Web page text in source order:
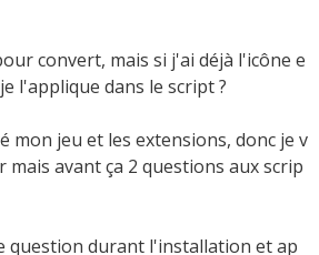
convert, mais si j'ai déjà l'icône e
l'applique dans le script ?
mon jeu et les extensions, donc je v
avant ça 2 questions aux scrip
question durant l'installation et ap